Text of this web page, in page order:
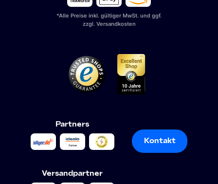
*Alle Preise inkl. gültiger MwSt. und ggf.
zzgl. Versandkosten
Partners
Versandpartner
Kontakt
Kontakt